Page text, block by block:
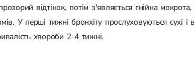
відтінок, потім з'являється гнійна
У перші тижні бронхіту прослуховуються сухі
хвороби 2-4 тижні.